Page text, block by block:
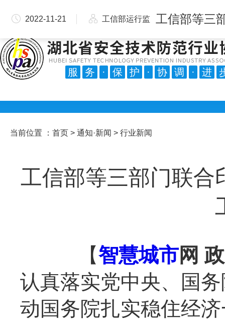
服 务 · 保 护 · 协 调 · 进
当前位置 ： 首页 > 通知·新闻 > 行业新闻
工信部等三部门联合
2022-11-21 工信部运行监
测协调局
【智慧城市网
认真落实党中央、国
动国务院扎实稳住经